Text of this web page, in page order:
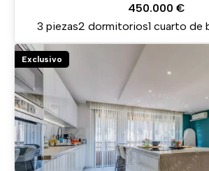
450.000 €
3 piezas2 dormitorios1 cuarto de
Exclusivo